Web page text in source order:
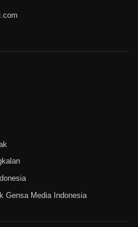
Gensa Media Indonesia